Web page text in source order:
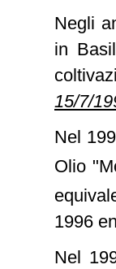
Negli
in
15/7/
Nel
Olio
1996
Nel